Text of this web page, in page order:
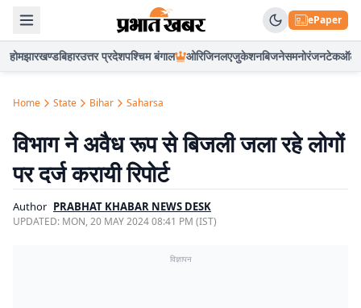
ePaper
होमझारखण्डबिहारउत्तर प्रदेशपश्चिम बंगाल ओरिजिनलएजुकेशनबिजनेसमनोरंजनटेकऑटो
Home State Bihar Saharsa
विभाग ने अवैध रूप से बिजली जला रहे लोगों
पर दर्ज करायी रिपोर्ट
Author PRABHAT KHABAR NEWS DESK
UPDATED: MON, 20 MAY 2024 08:41 PM (IST)
विज्ञापन